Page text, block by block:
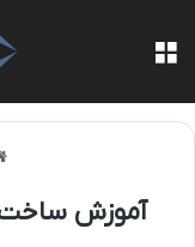
آموزش ساخت